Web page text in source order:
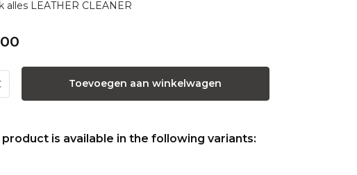
alles LEATHER CLEANER
Toevoegen aan winkelwagen
product is available in the following variants: